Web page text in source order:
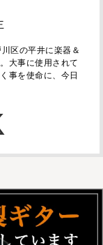
区の平井に楽器＆
大事に使用されて
事を使命に、今日